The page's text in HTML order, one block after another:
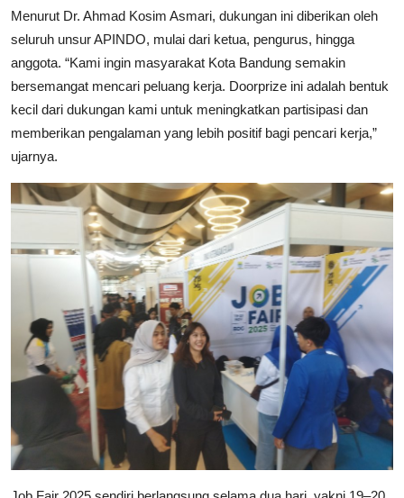
Menurut Dr. Ahmad Kosim Asmari, dukungan ini diberikan oleh
seluruh unsur APINDO, mulai dari ketua, pengurus, hingga
anggota. “Kami ingin masyarakat Kota Bandung semakin
bersemangat mencari peluang kerja. Doorprize ini adalah bentuk
kecil dari dukungan kami untuk meningkatkan partisipasi dan
memberikan pengalaman yang lebih positif bagi pencari kerja,”
ujarnya.